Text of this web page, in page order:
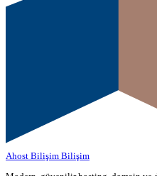
Ahost Bilişim Bilişim